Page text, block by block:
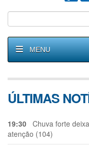
MENU
ÚLTIMAS
19:30 Chuva forte
atenção (104)